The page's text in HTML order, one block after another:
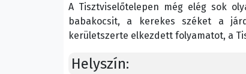
A Tisztviselőtelepen még elég sok
babakocsit, a kerekes széket a
kerületszerte elkezdett folyamatot, a
Helyszín: